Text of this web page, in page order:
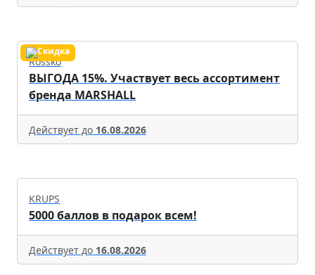
Rossko
ВЫГОДА 15%. Участвует весь ассортимент
бренда MARSHALL
Действует до 16.08.2026
KRUPS
5000 баллов в подарок всем!
Действует до 16.08.2026